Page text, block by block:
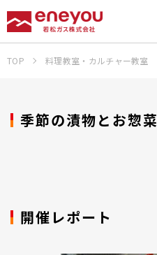
TOP 料理教室・カルチャー教室
季節の漬物とお惣菜
開催レポート